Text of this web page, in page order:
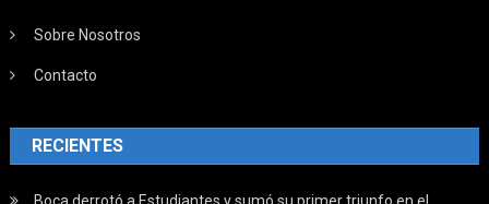
Sobre Nosotros
Contacto
RECIENTES
Boca derrotó a Estudiantes y sumó su primer triunfo en el